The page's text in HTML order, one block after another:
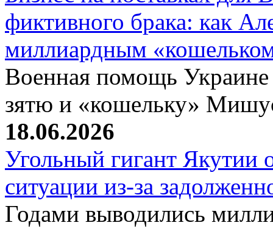
фиктивного брака: как
миллиардным
Военная помощь
зятю и «кошельку»
18.06.2026
Угольный гигант Якутии
ситуации из-за
Годами выводились